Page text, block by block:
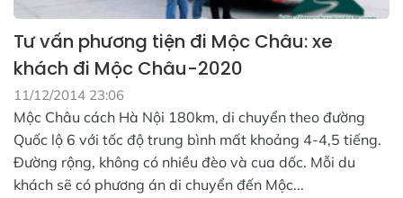
Tư vấn phương tiện đi Mộc Châu: xe
khách đi Mộc Châu-2020
11/12/2014 23:06
Mộc Châu cách Hà Nội 180km, di chuyển theo đường
Quốc lộ 6 với tốc độ trung bình mất khoảng 4-4,5 tiếng.
Đường rộng, không có nhiều đèo và cua dốc. Mỗi du
khách sẽ có phương án di chuyển đến Mộc...